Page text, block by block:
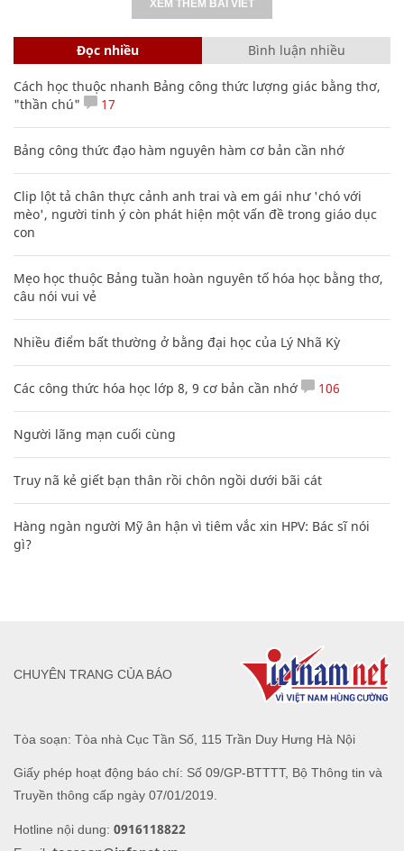
XEM THÊM BÀI VIẾT
Đọc nhiều Bình luận nhiều
Cách học thuộc nhanh Bảng công thức lượng giác bằng thơ,
"thần chú"
17
Bảng công thức đạo hàm nguyên hàm cơ bản cần nhớ
Clip lột tả chân thực cảnh anh trai và em gái như 'chó với
mèo', người tinh ý còn phát hiện một vấn đề trong giáo dục
con
Mẹo học thuộc Bảng tuần hoàn nguyên tố hóa học bằng thơ,
câu nói vui vẻ
Nhiều điểm bất thường ở bằng đại học của Lý Nhã Kỳ
Các công thức hóa học lớp 8, 9 cơ bản cần nhớ 106
Người lãng mạn cuối cùng
Truy nã kẻ giết bạn thân rồi chôn ngồi dưới bãi cát
Hàng ngàn người Mỹ ân hận vì tiêm vắc xin HPV: Bác sĩ nói
gì?
Tòa soạn: Tòa nhà Cục Tần Số, 115 Trần Duy Hưng Hà Nội
Giấy phép hoạt động báo chí: Số 09/GP-BTTTT, Bộ Thông tin và
Truyền thông cấp ngày 07/01/2019.
Hotline nội dung: 0916118822
CHUYÊN TRANG CỦA BÁO